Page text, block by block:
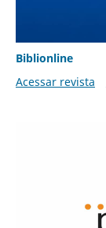
Biblionline
Acessar revista